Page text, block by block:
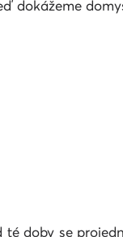
dokážeme
doby se